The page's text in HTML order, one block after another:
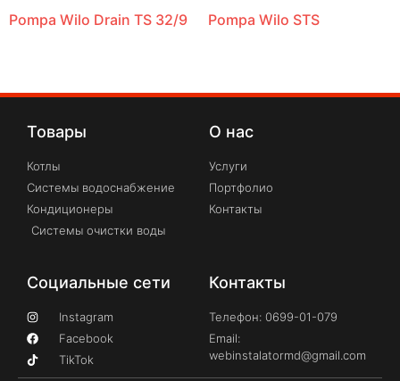
Pompa Wilo Drain TS 32/9 Pompa Wilo STS
Товары
Котлы
Системы водоснабжение
Кондиционеры
Системы очистки воды
О нас
Услуги
Портфолио
Контакты
Социальные сети
Instagram
Facebook
TikTok
Контакты
Телефон: 0699-01-079
Email:
webinstalatormd@gmail.com